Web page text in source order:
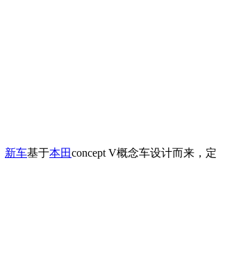
新车基于本田concept V概念车设计而来，定